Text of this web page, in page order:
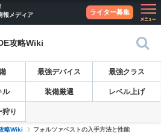
報メディア
ライター募集
攻略Wiki
最強デバイス 最強クラス
ル 装備厳選 レベル上げ
狩り
略Wiki フォルツァベストの入手方法と性能